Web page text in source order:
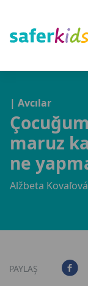
| Avcılar
maruz
ne
Alžbeta Kovaľová
PAYLAŞ